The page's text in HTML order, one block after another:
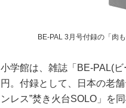
BE-PAL 3月号付録の「肉
小学館は、雑誌「BE-PAL(
円。付録として、日本の老
ンレス”焚き火台SOLO」を同